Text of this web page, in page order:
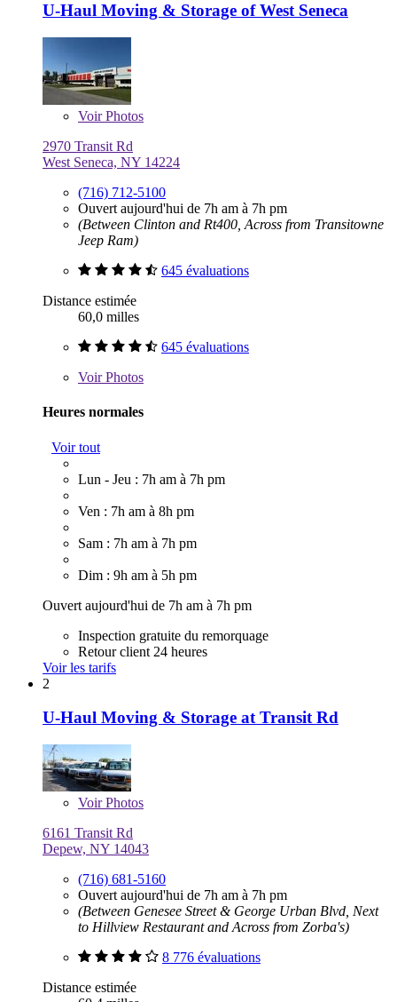
U-Haul Moving & Storage of West Seneca
VoirPhotos
2970 Transit Rd
West Seneca, NY 14224
(716) 712-5100
Ouvert aujourd'hui de 7h am à 7h pm
(Between Clinton and Rt400, Across from Transitowne
Jeep Ram)
645 évaluations
Distance estimée
60,0 milles
645 évaluations
VoirPhotos
Heures normales
Voir tout
Lun - Jeu : 7h am à 7h pm
Ven : 7h am à 8h pm
Sam : 7h am à 7h pm
Dim : 9h am à 5h pm
Ouvert aujourd'hui de 7h am à 7h pm
Inspection gratuite du remorquage
Retour client 24 heures
Voir les tarifs
2
U-Haul Moving & Storage at Transit Rd
VoirPhotos
6161 Transit Rd
Depew, NY 14043
(716) 681-5160
Ouvert aujourd'hui de 7h am à 7h pm
(Between Genesee Street & George Urban Blvd, Next
to Hillview Restaurant and Across from Zorba's)
8 776 évaluations
Distance estimée